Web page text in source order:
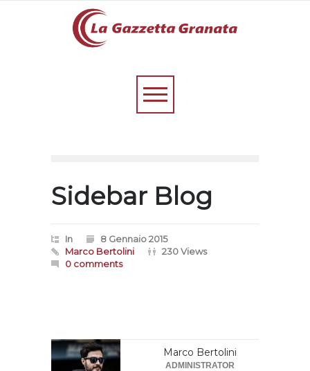
Sidebar Blog
In
8 Gennaio 2015
Marco Bertolini
230 Views
0 comments
Marco Bertolini
ADMINISTRATOR